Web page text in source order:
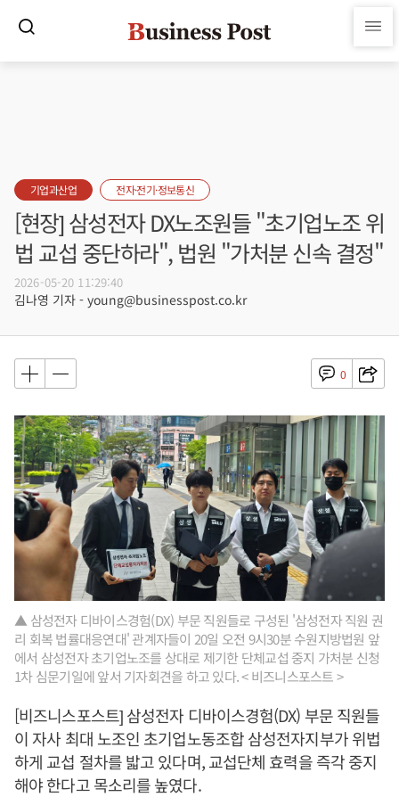
기업과산업 전자·전기·정보통신
[현장] 삼성전자 DX노조원들 "초기업노조 위
법 교섭 중단하라", 법원 "가처분 신속 결정"
2026-05-20 11:29:40
김나영 기자 - young@businesspost.co.kr
0
▲ 삼성전자 디바이스경험(DX) 부문 직원들로 구성된 '삼성전자 직원 권
리 회복 법률대응연대' 관계자들이 20일 오전 9시30분 수원지방법원 앞
에서 삼성전자 초기업노조를 상대로 제기한 단체교섭 중지 가처분 신청
1차 심문기일에 앞서 기자회견을 하고 있다. < 비즈니스포스트 >
[비즈니스포스트] 삼성전자 디바이스경험(DX) 부문 직원들
이 자사 최대 노조인 초기업노동조합 삼성전자지부가 위법
하게 교섭 절차를 밟고 있다며, 교섭단체 효력을 즉각 중지
해야 한다고 목소리를 높였다.